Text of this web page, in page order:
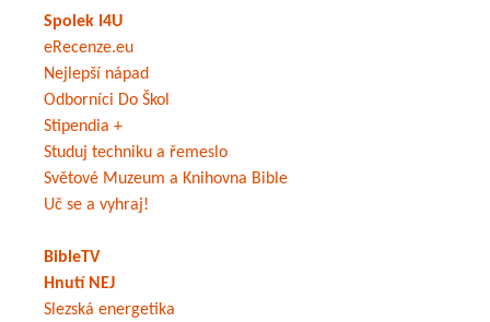
Spolek I4U
eRecenze.eu
Nejlepší nápad
Odborníci Do Škol
Stipendia +
Studuj techniku a řemeslo
Světové Muzeum a Knihovna Bible
Uč se a vyhraj!
BibleTV
Hnutí NEJ
Slezská energetika